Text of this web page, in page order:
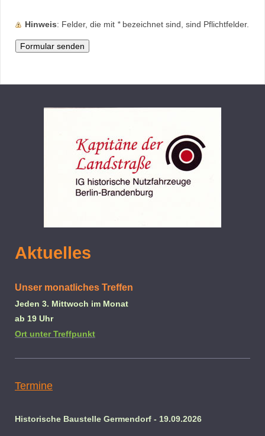
Hinweis : Felder, die mit *bezeichnet sind, sind Pflichtfelder.
Aktuelles
Unser monatliches Treffen
Jeden 3. Mittwoch im Monat
ab 19 Uhr
Ort unter Treffpunkt
Termine
Historische Baustelle Germendorf - 19.09.2026